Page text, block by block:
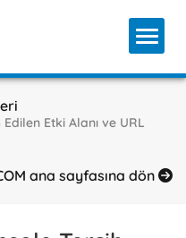
Etki Alanı ve URL
ana sayfasına dön